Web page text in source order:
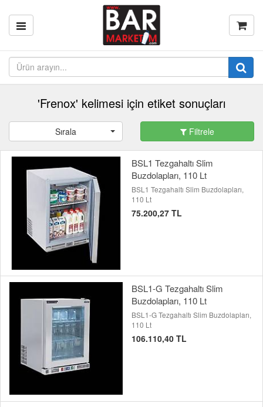
'Frenox' kelimesi için etiket sonuçları
Sırala Filtrele
BSL1 Tezgahaltı Slim
Buzdolapları, 110 Lt
BSL1 Tezgahaltı Slim Buzdolapları,
110 Lt
75.200,27 TL
BSL1-G Tezgahaltı Slim
Buzdolapları, 110 Lt
BSL1-G Tezgahaltı Slim Buzdolapları,
110 Lt
106.110,40 TL